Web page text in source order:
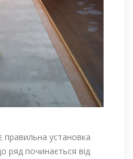
правильна установка
ряд починається від